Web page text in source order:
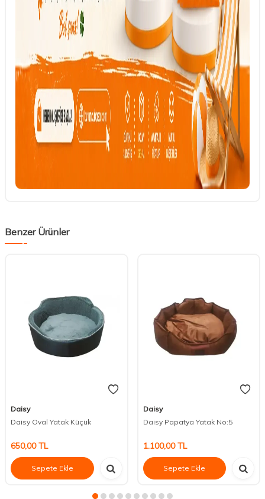
Benzer Ürünler
Daisy
Daisy Oval Yatak Küçük
650,00TL
Sepete Ekle
Daisy
Daisy Papatya Yatak No:5
1.100,00TL
Sepete Ekle